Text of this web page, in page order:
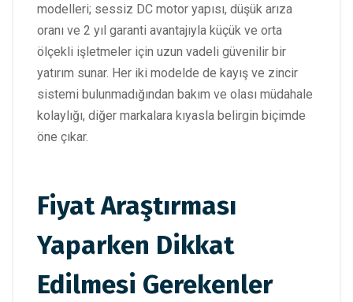
modelleri; sessiz DC motor yapısı, düşük arıza
oranı ve 2 yıl garanti avantajıyla küçük ve orta
ölçekli işletmeler için uzun vadeli güvenilir bir
yatırım sunar. Her iki modelde de kayış ve zincir
sistemi bulunmadığından bakım ve olası müdahale
kolaylığı, diğer markalara kıyasla belirgin biçimde
öne çıkar.
Fiyat Araştırması
Yaparken Dikkat
Edilmesi Gerekenler